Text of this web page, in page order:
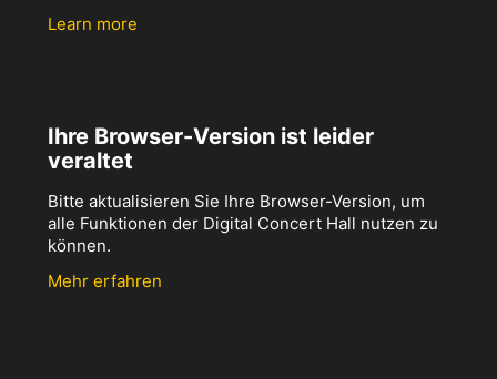
Learn more
Ihre Browser-Version ist leider
veraltet
Bitte aktualisieren Sie Ihre Browser-Version, um
alle Funktionen der Digital Concert Hall nutzen zu
können.
Mehr erfahren